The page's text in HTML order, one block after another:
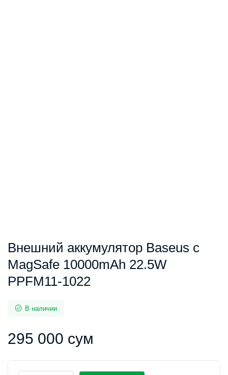
Внешний аккумулятор Baseus с
MagSafe 10000mAh 22.5W
PPFM11-1022
В наличии
295 000 сум